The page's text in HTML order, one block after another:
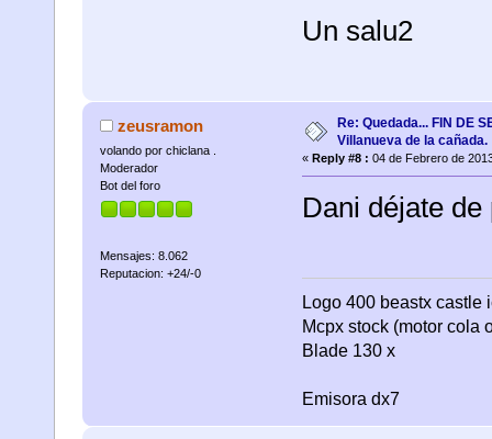
Un salu2
zeusramon
volando por chiclana .
Moderador
Bot del foro
Mensajes: 8.062
Reputacion: +24/-0
Re: Quedada... FIN DE
Villanueva de la cañada.
« Reply #8 : 04 de Febrero de
Dani déjate
Logo 400 beastx castle
Mcpx stock (motor cola
Blade 130 x
Emisora dx7